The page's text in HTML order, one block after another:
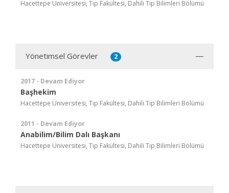
Hacettepe Üniversitesi, Tıp Fakültesi, Dahili Tıp Bilimleri Bölümü
Yönetimsel Görevler 2
2017 - Devam Ediyor
Başhekim
Hacettepe Üniversitesi, Tıp Fakültesi, Dahili Tıp Bilimleri Bölümü
2011 - Devam Ediyor
Anabilim/Bilim Dalı Başkanı
Hacettepe Üniversitesi, Tıp Fakültesi, Dahili Tıp Bilimleri Bölümü